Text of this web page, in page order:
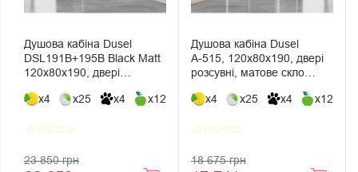
Душова кабіна Dusel
DSL191B+195B Black Matt
120х80х190, двері
x4
x25 x4 x12
star_borderstar_borderstar_borderstar_borderstar_border
23 850 грн
Душова кабіна Dusel
А-515, 120х80х190, двері
розсувні, матове скло
x4
x25 x4 x12
star_borderstar_borderstar_borderstar_borderstar_border
18 675 грн